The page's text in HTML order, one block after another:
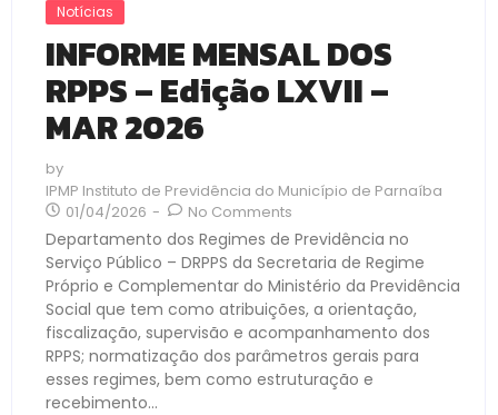
Notícias
INFORME MENSAL DOS
RPPS – Edição LXVII –
MAR 2026
by
IPMP Instituto de Previdência do Município de Parnaíba
01/04/2026 - No Comments
Departamento dos Regimes de Previdência no
Serviço Público – DRPPS da Secretaria de Regime
Próprio e Complementar do Ministério da Previdência
Social que tem como atribuições, a orientação,
fiscalização, supervisão e acompanhamento dos
RPPS; normatização dos parâmetros gerais para
esses regimes, bem como estruturação e
recebimento...